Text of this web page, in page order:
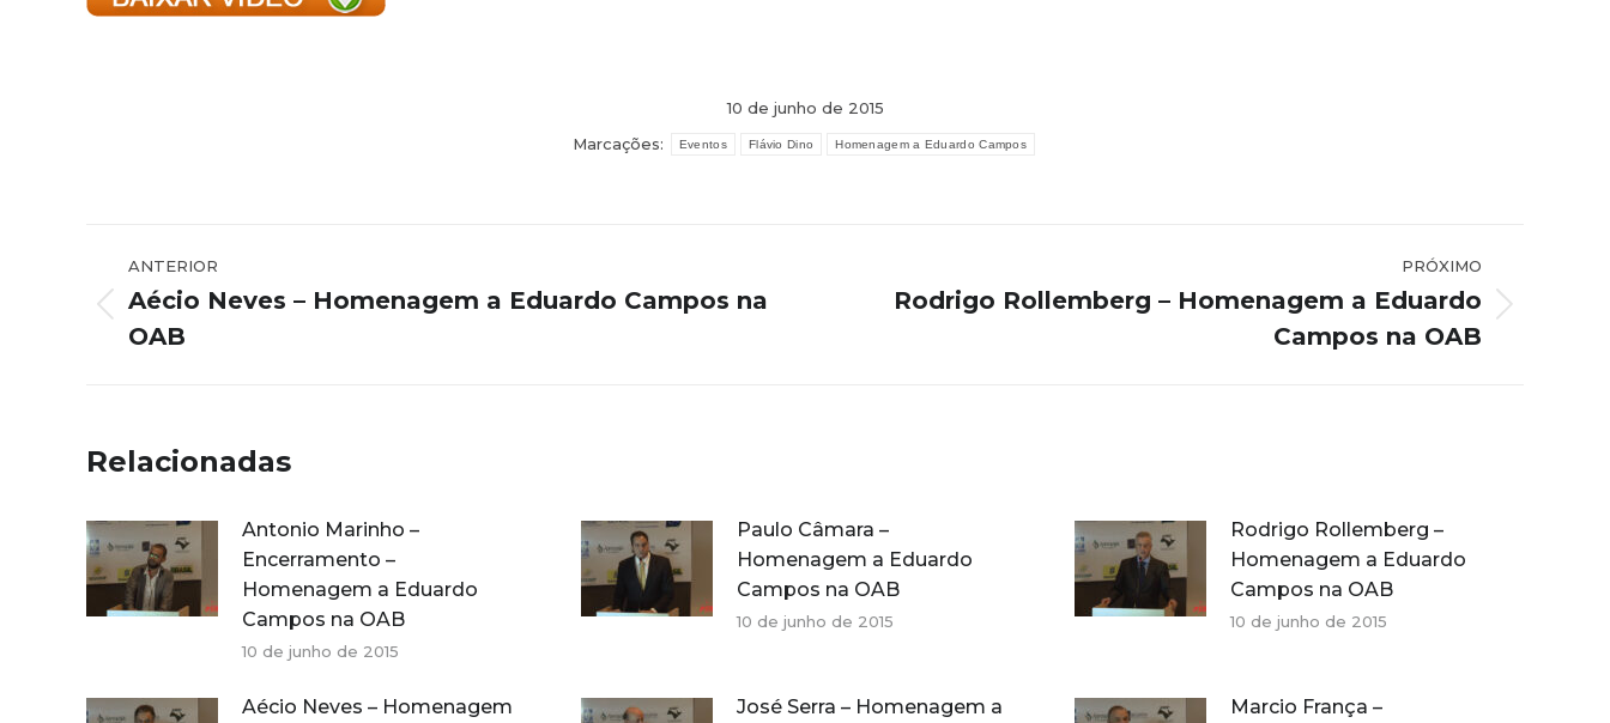
10 de junho de 2015
Marcações:
Eventos Flávio Dino Homenagem a Eduardo Campos
de
post:
ANTERIOR
anterior:
Aécio Neves – Homenagem a Eduardo Campos na
OAB
PRÓXIMO
Rodrigo Rollemberg – Homenagem a Eduardo
Campos na OAB
Relacionadas
Antonio Marinho –
Encerramento –
Homenagem a Eduardo
Campos na OAB
10 de junho de 2015
Paulo Câmara –
Homenagem a Eduardo
Campos na OAB
10 de junho de 2015
Rodrigo Rollemberg –
Homenagem a Eduardo
Campos na OAB
10 de junho de 2015
Aécio Neves – Homenagem
José Serra – Homenagem a
Marcio França –